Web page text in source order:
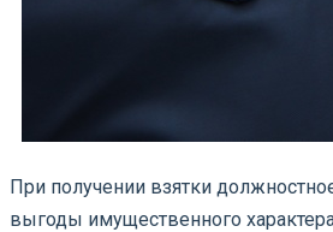
При получении взятки
выгоды имущественного